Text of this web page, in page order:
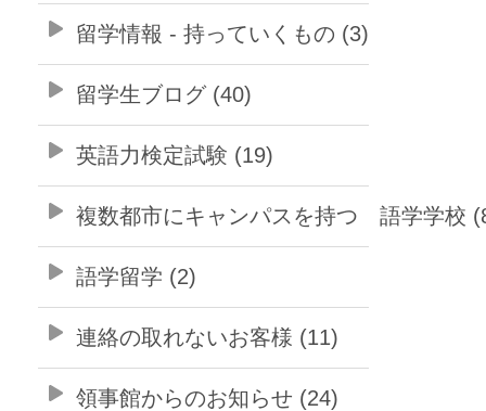
留学情報 - 持っていくもの (3)
留学生ブログ (40)
英語力検定試験 (19)
複数都市にキャンパスを持つ 語学学校
語学留学 (2)
連絡の取れないお客様 (11)
領事館からのお知らせ (24)